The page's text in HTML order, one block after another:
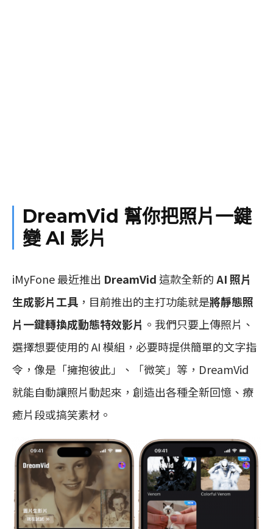
DreamVid 幫你把照片一鍵
變 AI 影片
iMyFone 最近推出 DreamVid 這款全新的AI 照片
生成影片工具 ，目前推出的主打功能就是將靜態照
片一鍵轉換成動態特效影片 。我們只要上傳照片、
選擇想要使用的 AI 模組，必要時提供簡單的文字指
令，像是「擁抱彼此」、「微笑」等，DreamVid
就能自動讓照片動起來，創造出各種全新回憶、療
癒片段或搞笑素材。